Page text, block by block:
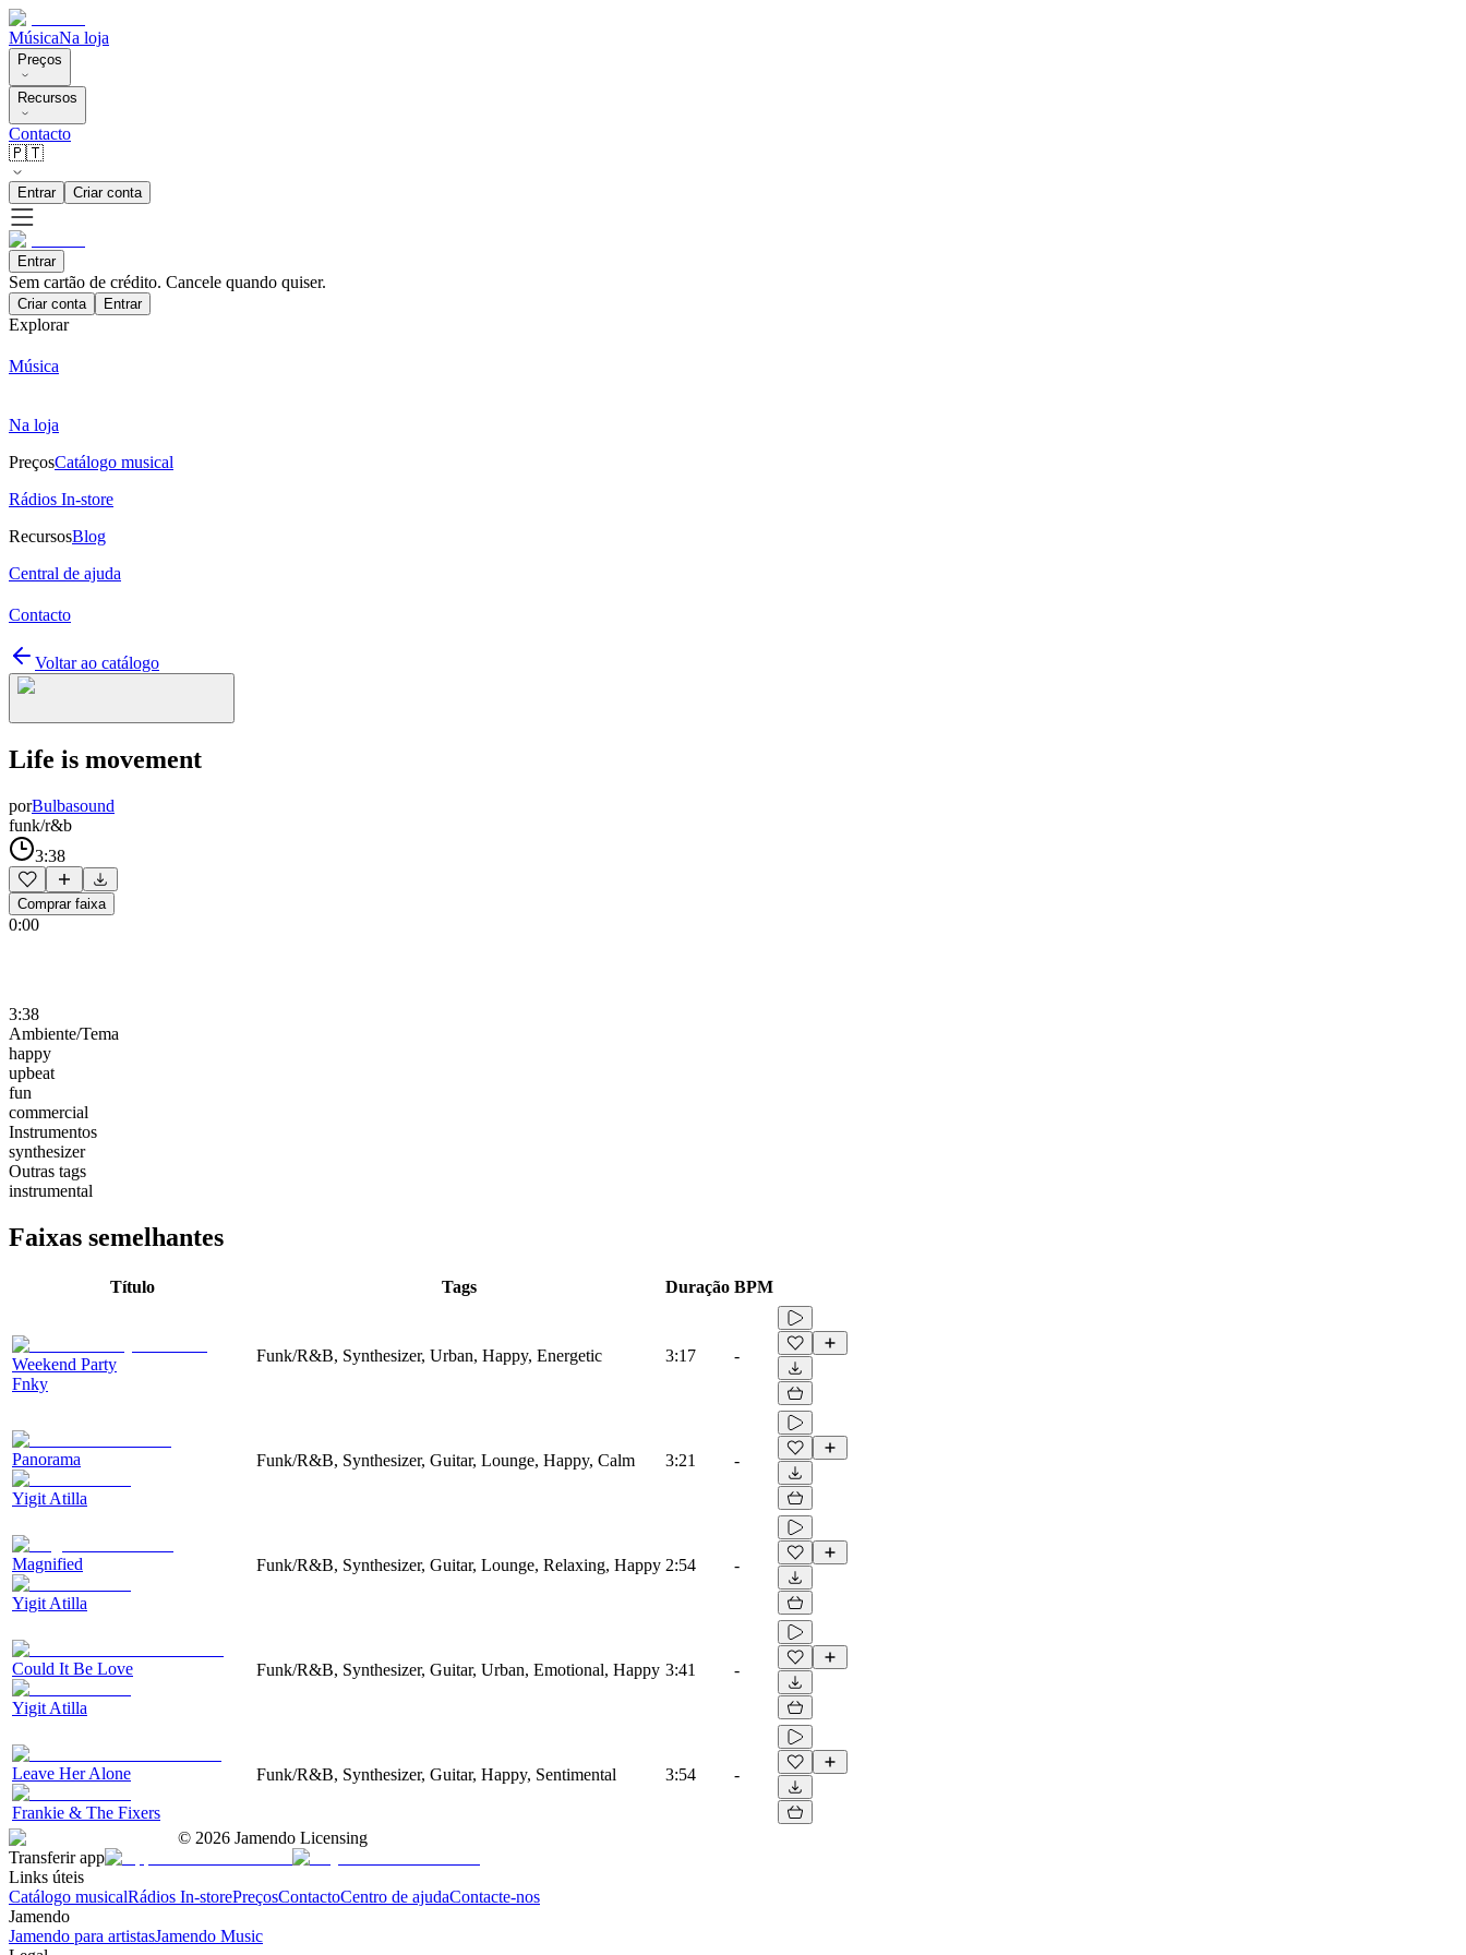
MúsicaNa loja
Preços
Recursos
Contacto
🇵🇹
Entrar Criar conta
Entrar
Sem cartão de crédito. Cancele quando quiser.
Criar conta Entrar
Explorar
Música
Na loja
PreçosCatálogo musical
Rádios In-store
RecursosBlog
Central de ajuda
Contacto
Voltar ao catálogo
Life is movement
porBulbasound
funk/r&b
3:38
Comprar faixa
0:00
3:38
Ambiente/Tema
happy
upbeat
fun
commercial
Instrumentos
synthesizer
Outras tags
instrumental
Faixas semelhantes
Título Tags Duração BPM
Weekend Party
Fnky
Funk/R&B, Synthesizer, Urban, Happy, Energetic 3:17 -
Panorama
Yigit Atilla
Funk/R&B, Synthesizer, Guitar, Lounge, Happy, Calm 3:21 -
Magnified
Yigit Atilla
Funk/R&B, Synthesizer, Guitar, Lounge, Relaxing, Happy 2:54 -
Could It Be Love
Yigit Atilla
Funk/R&B, Synthesizer, Guitar, Urban, Emotional, Happy 3:41 -
Leave Her Alone
Frankie & The Fixers
Funk/R&B, Synthesizer, Guitar, Happy, Sentimental 3:54 -
© 2026 Jamendo Licensing
Transferir app
Links úteis
Catálogo musicalRádios In-storePreçosContactoCentro de ajudaContacte-nos
Jamendo
Jamendo para artistasJamendo Music